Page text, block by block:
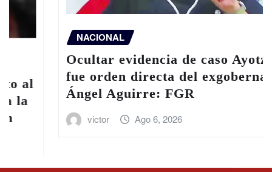
NACIONAL
Ocultar evidencia de caso Ayotzinapa
fue orden directa del exgobernador
Ángel Aguirre: FGR
Ago 6, 2026